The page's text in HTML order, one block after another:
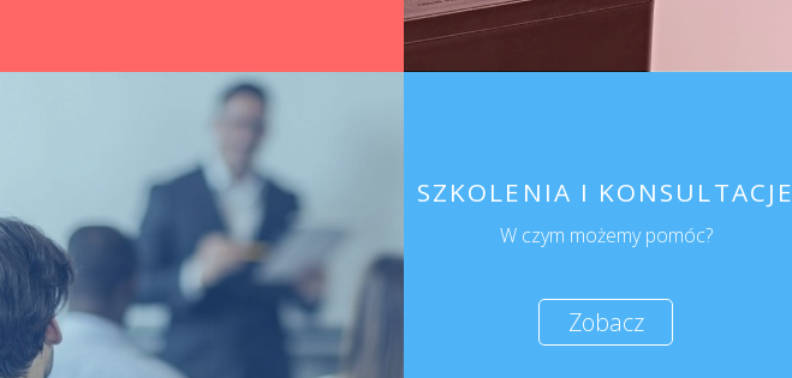
SZKOLENIA I KONSULTACJE
W czym możemy pomóc?
Zobacz